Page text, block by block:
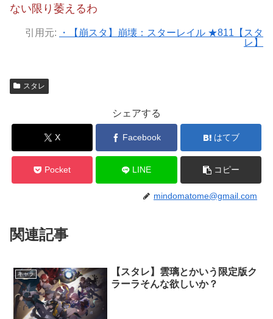
ない限り萎えるわ
引用元:
・【崩スタ】崩壊：スターレイル ★811【スタ
レ】
スタレ
シェアする
X Facebook はてブ
Pocket LINE コピー
mindomatome@gmail.com
関連記事
キャラ
【スタレ】雲璃とかいう限定版ク
ラーラそんな欲しいか？